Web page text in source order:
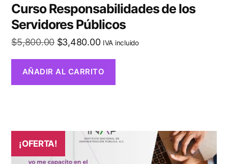
Curso Responsabilidades de los
Servidores Públicos
$5,800.00 $3,480.00 IVA incluido
AÑADIR AL CARRITO
¡OFERTA!